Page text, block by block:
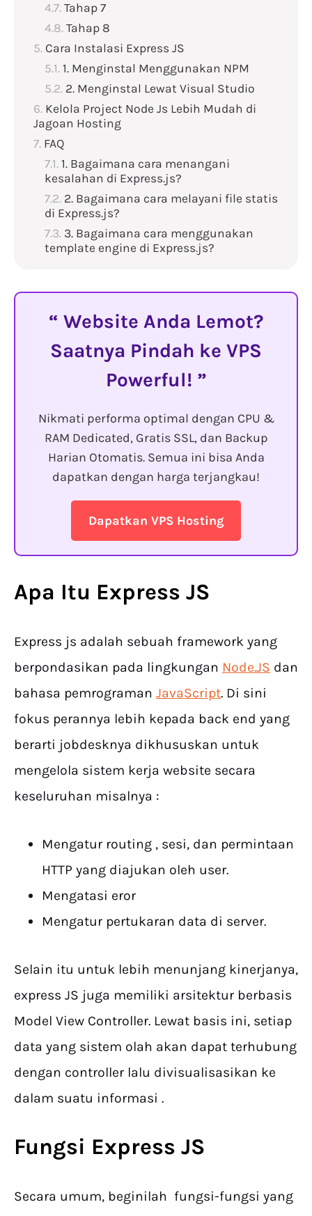
Tahap 7
Tahap 8
Cara Instalasi Express JS
1. Menginstal Menggunakan NPM
2. Menginstal Lewat Visual Studio
Kelola Project Node Js Lebih Mudah di
Jagoan Hosting
FAQ
1. Bagaimana cara menangani
kesalahan di Express.js?
2. Bagaimana cara melayani file statis
di Express.js?
3. Bagaimana cara menggunakan
template engine di Express.js?
Website Anda Lemot?
Saatnya Pindah ke VPS
Powerful!
Nikmati performa optimal dengan CPU &
RAM Dedicated, Gratis SSL, dan Backup
Harian Otomatis. Semua ini bisa Anda
dapatkan dengan harga terjangkau!
Dapatkan VPS Hosting
Apa Itu Express JS
Express js adalah sebuah framework yang
berpondasikan pada lingkungan Node.JS dan
bahasa pemrograman JavaScript. Di sini
fokus perannya lebih kepada back end yang
berarti jobdesknya dikhususkan untuk
mengelola sistem kerja website secara
keseluruhan misalnya :
Mengatur routing , sesi, dan permintaan
HTTP yang diajukan oleh user.
Mengatasi eror
Mengatur pertukaran data di server.
Selain itu untuk lebih menunjang kinerjanya,
express JS juga memiliki arsitektur berbasis
Model View Controller. Lewat basis ini, setiap
data yang sistem olah akan dapat terhubung
dengan controller lalu divisualisasikan ke
dalam suatu informasi .
Fungsi Express JS
Secara umum, beginilah fungsi-fungsi yang